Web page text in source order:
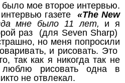
мое второе интервью.
газете «The New
мне было 11 лет,
и я
раз (для Seven Sharp)
но меня попросили
и рисовать. Это
так как я никогда так не
рисовать одна в
не отвлекал.